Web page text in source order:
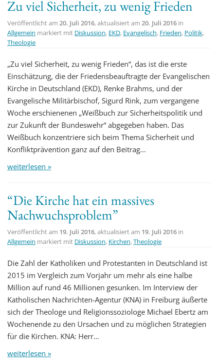
Zu viel Sicherheit, zu wenig Frieden
Veröffentlicht am 20. Juli 2016, aktualisiert am 20. Juli 2016 in
Allgemein markiert mit Diskussion, EKD, Evangelisch, Frieden, Politik,
Theologie
„Zu viel Sicherheit, zu wenig Frieden“, das ist die erste
Einschätzung, die der Friedensbeauftragte der Evangelischen
Kirche in Deutschland (EKD), Renke Brahms, und der
Evangelische Militärbischof, Sigurd Rink, zum vergangene
Woche erschienenen „Weißbuch zur Sicherheitspolitik und
zur Zukunft der Bundeswehr“ abgegeben haben. Das
Weißbuch konzentriere sich beim Thema Sicherheit und
Konfliktprävention ganz auf den Beitrag…
weiterlesen »
“Die Kirche hat ein massives
Nachwuchsproblem”
Veröffentlicht am 19. Juli 2016, aktualisiert am 19. Juli 2016 in
Allgemein markiert mit Diskussion, Kirchen,Theologie
Die Zahl der Katholiken und Protestanten in Deutschland ist
2015 im Vergleich zum Vorjahr um mehr als eine halbe
Million auf rund 46 Millionen gesunken. Im Interview der
Katholischen Nachrichten-Agentur (KNA) in Freiburg äußerte
sich der Theologe und Religionssoziologe Michael Ebertz am
Wochenende zu den Ursachen und zu möglichen Strategien
für die Kirchen. KNA: Herr…
weiterlesen »